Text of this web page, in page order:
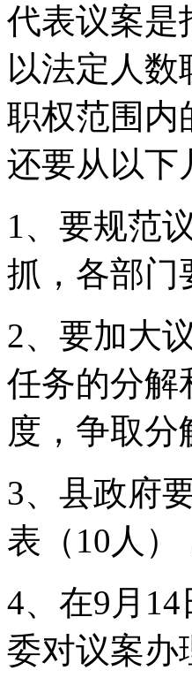
代表议案是
以法定人数
职权范围内
还要从以下
1、要规范
抓，各部门
2、要加大
任务的分解
度，争取
3、县政府
表（10人
4、在9月
委对议案办